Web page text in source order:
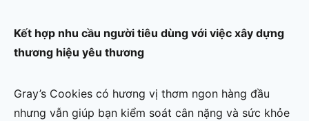
Kết hợp nhu cầu người tiêu dùng với việc xây dựng
thương hiệu yêu thương
Gray’s Cookies có hương vị thơm ngon hàng đầu
nhưng vẫn giúp bạn kiểm soát cân nặng và sức khỏe